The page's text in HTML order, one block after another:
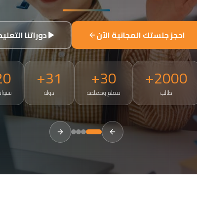
groups of 3-5, 50-minute live sessions, ages 4 and
احجز جلستك المجانية الآن دوراتنا
2000+
طالب
30+
معلم ومعلمة
31+
دولة